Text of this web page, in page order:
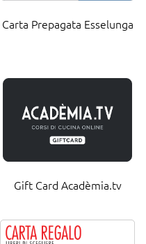
Carta Prepagata Esselunga
Gift Card Acadèmia.tv